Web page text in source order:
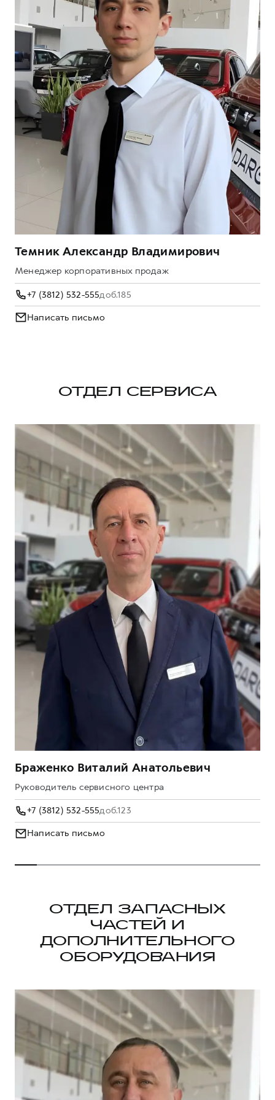
Темник Александр Владимирович
Менеджер корпоративных продаж
+7 (3812) 532-555доб.185
Написать письмо
ОТДЕЛ СЕРВИСА
Браженко Виталий Анатольевич
Руководитель сервисного центра
+7 (3812) 532-555доб.123
Написать письмо
ОТДЕЛ ЗАПАСНЫХ
ЧАСТЕЙ И
ДОПОЛНИТЕЛЬНОГО
ОБОРУДОВАНИЯ